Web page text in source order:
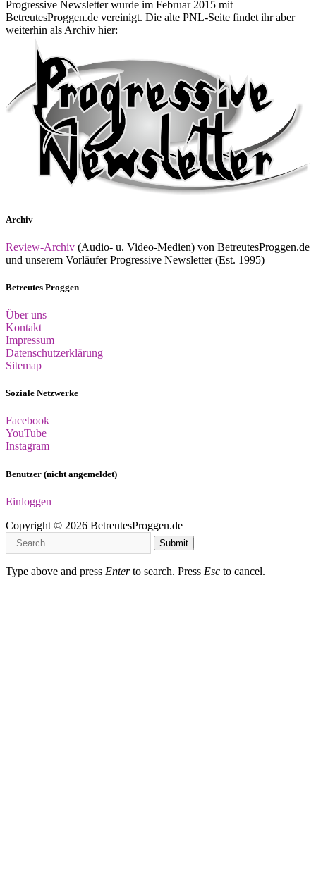
Progressive Newsletter wurde im Februar 2015 mit
BetreutesProggen.de vereinigt. Die alte PNL-Seite findet ihr aber
weiterhin als Archiv hier:
Archiv
Review-Archiv (Audio- u. Video-Medien) von BetreutesProggen.de
und unserem Vorläufer Progressive Newsletter (Est. 1995)
Betreutes Proggen
Über uns
Kontakt
Impressum
Datenschutzerklärung
Sitemap
Soziale Netzwerke
Facebook
YouTube
Instagram
Benutzer (nicht angemeldet)
Einloggen
Copyright © 2026 BetreutesProggen.de
Submit
Type above and press Enterto search. Press Esc to cancel.